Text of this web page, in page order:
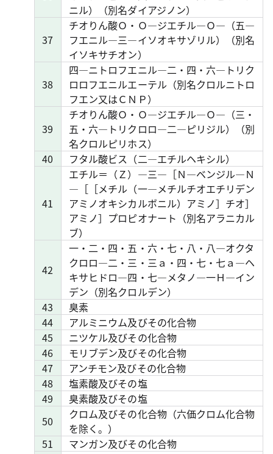
ニル）（別名ダイアジノン）
37
チオりん酸Ｏ・Ｏ―ジエチル―Ｏ―（五―
フエニル―三―イソオキサゾリル）（別名
イソキサチオン）
38
四―ニトロフエニル―二・四・六―トリク
ロロフエニルエーテル（別名クロルニトロ
フエン又はＣＮＰ）
39
チオりん酸Ｏ・Ｏ―ジエチル―Ｏ―（三・
五・六―トリクロロ―二―ピリジル）（別
名クロルピリホス）
40
フタル酸ビス（二―エチルヘキシル）
41
エチル＝（Ｚ）―三―［Ｎ―ベンジル―Ｎ
―［［メチル（一―メチルチオエチリデン
アミノオキシカルボニル）アミノ］チオ］
アミノ］プロピオナート（別名アラニカル
ブ）
42
一・二・四・五・六・七・八・八―オクタ
クロロ―二・三・三ａ・四・七・七ａ―ヘ
キサヒドロ―四・七―メタノ―一Ｈ―イン
デン（別名クロルデン）
43
臭素
44
アルミニウム及びその化合物
45
ニツケル及びその化合物
46
モリブデン及びその化合物
47
アンチモン及びその化合物
48
塩素酸及びその塩
49
臭素酸及びその塩
50
クロム及びその化合物（六価クロム化合物
を除く。）
51
マンガン及びその化合物